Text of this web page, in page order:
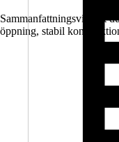
Sammanfattningsvis: Ett
öppning, stabil